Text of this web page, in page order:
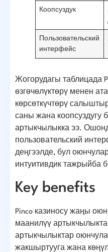
Коопсуздук
Пользовательский
интерфейс
Жогорудагы таблицада
өзгөчөлүктөрү менен
көрсөткүчтөрү
саны жана коопсуздугу
артыкчылыкка ээ.
пользовательский
деңгээлде, бул
интуитивдик тажрыйба
Key benefits
Pinco казиносу жаңы
маанилүү
артыкчылыктар
жакшыртууга жана